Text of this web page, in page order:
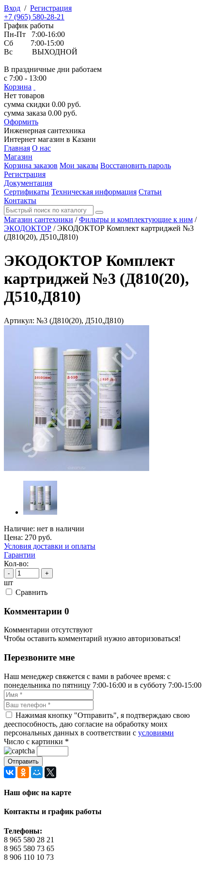
Вход / Регистрация
+7 (965) 580-28-21
График работы
Пн-Пт 7:00-16:00
Сб 7:00-15:00
Вс ВЫХОДНОЙ
В праздничные дни работаем
с 7:00 - 13:00
Корзина
Нет товаров
сумма скидки 0.00 руб.
сумма заказа 0.00 руб.
Оформить
Инженерная сантехника
Интернет магазин в Казани
Главная О нас
Магазин
Корзина заказов Мои заказы Восстановить пароль
Регистрация
Документация
Сертификаты Техническая информация Статьи
Контакты
Магазин сантехники / Фильтры и комплектующие к ним /
ЭКОДОКТОР / ЭКОДОКТОР Комплект картриджей №3
(Д810(20), Д510,Д810)
ЭКОДОКТОР Комплект
картриджей №3 (Д810(20),
Д510,Д810)
Артикул: №3 (Д810(20), Д510,Д810)
Наличие: нет в наличии
Цена: 270 руб.
Условия доставки и оплаты
Гарантии
Кол-во:
- +
шт
Cравнить
Комментарии 0
Комментарии отсутствуют
Чтобы оставить комментарий нужно авторизоваться!
Перезвоните мне
Наш менеджер свяжется с вами в рабочее время: с
понедельника по пятницу 7:00-16:00 и в субботу 7:00-15:00
Нажимая кнопку "Отправить", я подтверждаю свою
дееспособность, даю согласие на обработку моих
персональных данных в соответствии с условиями
Число с картинки *
Наш офис на карте
Контакты и график работы
Телефоны:
8 965 580 28 21
8 965 580 73 65
8 906 110 10 73